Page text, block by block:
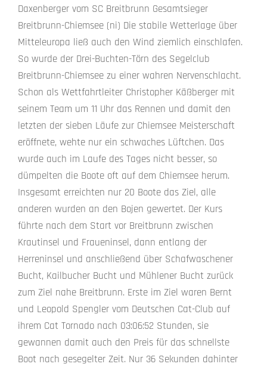
Daxenberger vom SC Breitbrunn Gesamtsieger
Breitbrunn-Chiemsee (ni) Die stabile Wetterlage über
Mitteleuropa ließ auch den Wind ziemlich einschlafen.
So wurde der Drei-Buchten-Törn des Segelclub
Breitbrunn-Chiemsee zu einer wahren Nervenschlacht.
Schon als Wettfahrtleiter Christopher Käßberger mit
seinem Team um 11 Uhr das Rennen und damit den
letzten der sieben Läufe zur Chiemsee Meisterschaft
eröffnete, wehte nur ein schwaches Lüftchen. Das
wurde auch im Laufe des Tages nicht besser, so
dümpelten die Boote oft auf dem Chiemsee herum.
Insgesamt erreichten nur 20 Boote das Ziel, alle
anderen wurden an den Bojen gewertet. Der Kurs
führte nach dem Start vor Breitbrunn zwischen
Krautinsel und Fraueninsel, dann entlang der
Herreninsel und anschließend über Schafwaschener
Bucht, Kailbucher Bucht und Mühlener Bucht zurück
zum Ziel nahe Breitbrunn. Erste im Ziel waren Bernt
und Leopold Spengler vom Deutschen Cat-Club auf
ihrem Cat Tornado nach 03:06:52 Stunden, sie
gewannen damit auch den Preis für das schnellste
Boot nach gesegelter Zeit. Nur 36 Sekunden dahinter